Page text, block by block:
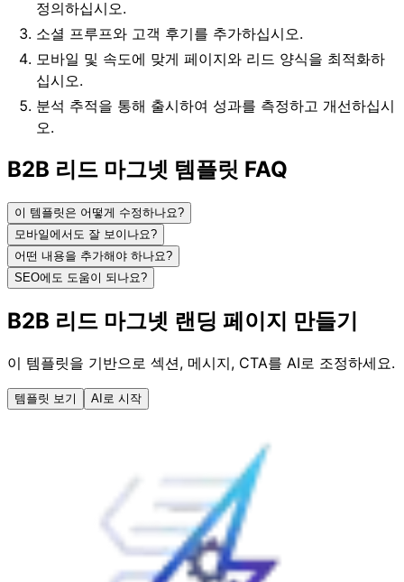
정의하십시오.
소셜 프루프와 고객 후기를 추가하십시오.
모바일 및 속도에 맞게 페이지와 리드 양식을 최적화하
십시오.
분석 추적을 통해 출시하여 성과를 측정하고 개선하십시
오.
B2B 리드 마그넷 템플릿 FAQ
이 템플릿은 어떻게 수정하나요?
모바일에서도 잘 보이나요?
어떤 내용을 추가해야 하나요?
SEO에도 도움이 되나요?
B2B 리드 마그넷 랜딩 페이지 만들기
이 템플릿을 기반으로 섹션, 메시지, CTA를 AI로 조정하세요.
템플릿 보기 AI로 시작